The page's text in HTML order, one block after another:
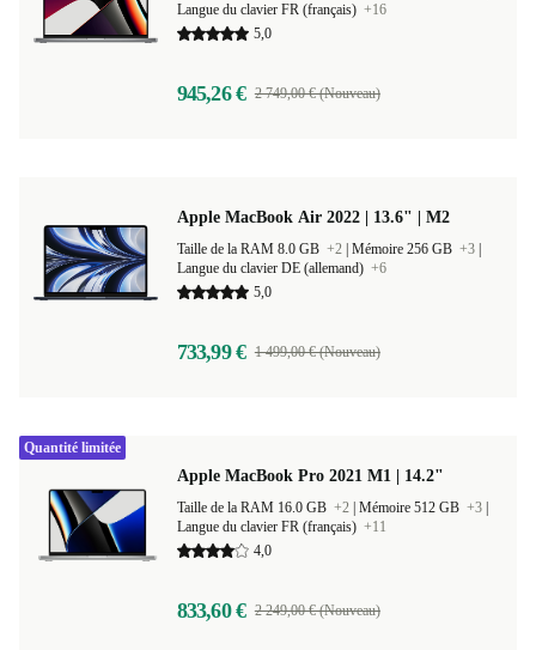
Langue du clavier FR (français) +16
5,0
945,26 € 2 749,00 € (Nouveau)
Apple MacBook Air 2022 | 13.6" | M2
Taille de la RAM 8.0 GB +2 Mémoire 256 GB +3
Langue du clavier DE (allemand) +6
5,0
733,99 € 1 499,00 € (Nouveau)
Apple MacBook Pro 2021 M1 | 14.2"
Taille de la RAM 16.0 GB +2 Mémoire 512 GB +3
Langue du clavier FR (français) +11
4,0
833,60 € 2 249,00 € (Nouveau)
Quantité limitée